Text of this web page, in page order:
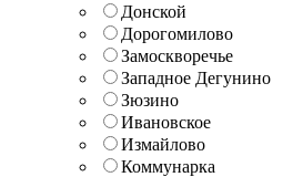
Донской
Дорогомилово
Замоскворечье
Западное Дегунино
Зюзино
Ивановское
Измайлово
Коммунарка